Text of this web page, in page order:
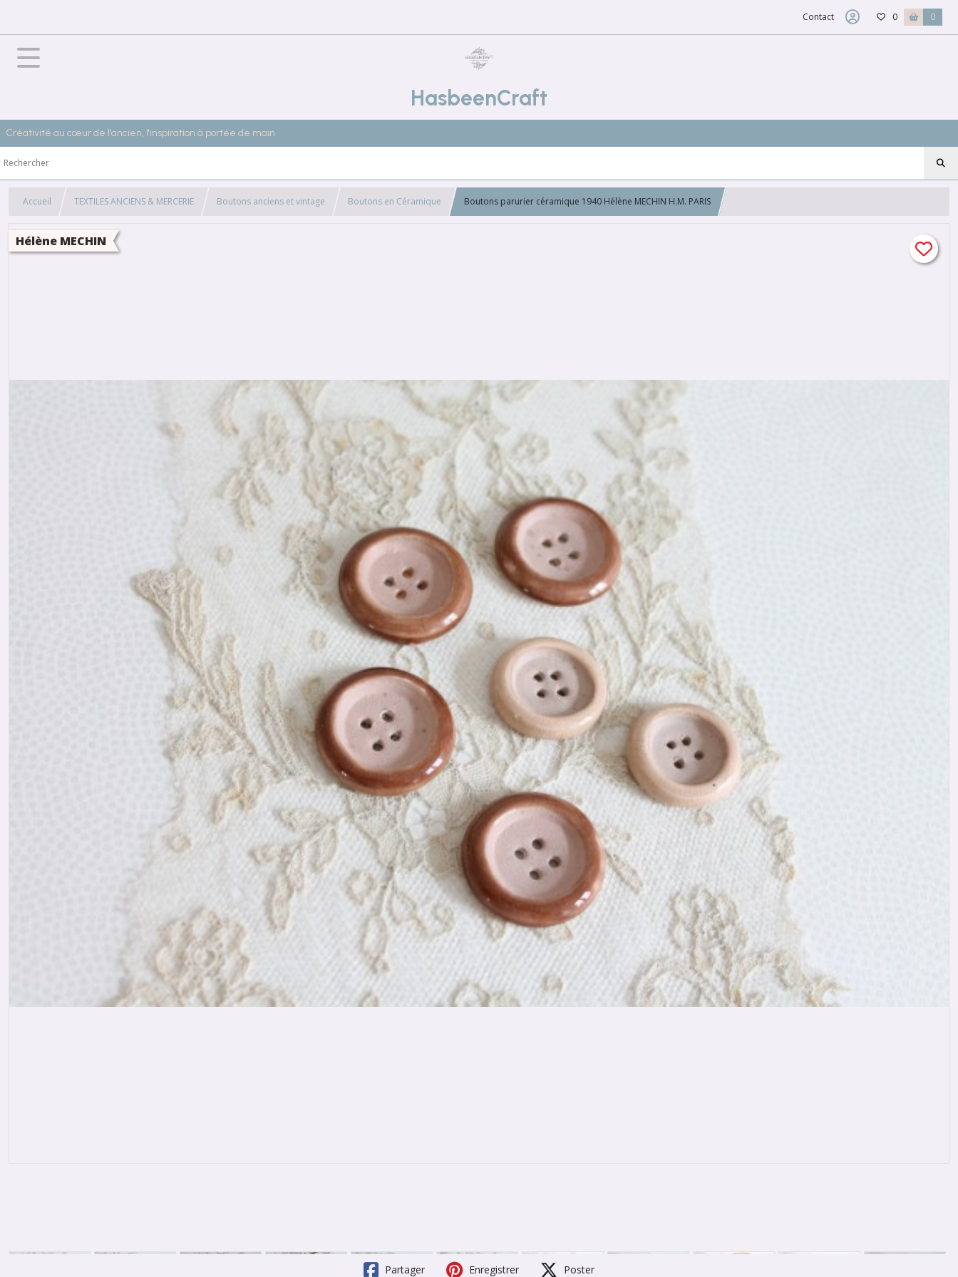
Contact 0 0
HasbeenCraft
Créativité au cœur de l'ancien, l'inspiration à portée de main
Accueil TEXTILES ANCIENS & MERCERIE Boutons anciens et vintage Boutons en Céramique Boutons parurier céramique 1940 Hélène MECHIN H.M. PARIS
Hélène MECHIN
Partager Enregistrer Poster